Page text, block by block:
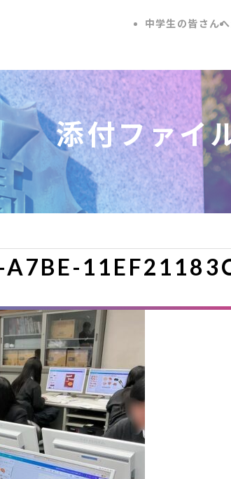
中学生の皆さんへ
添付ファイ